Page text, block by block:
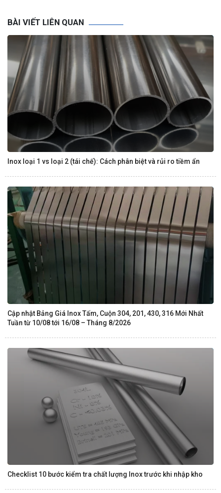
BÀI VIẾT LIÊN QUAN
Inox loại 1 vs loại 2 (tái chế): Cách phân biệt và rủi ro tiềm ẩn
Cập nhật Bảng Giá Inox Tấm, Cuộn 304, 201, 430, 316 Mới Nhất
Tuần từ 10/08 tới 16/08 – Tháng 8/2026
Checklist 10 bước kiểm tra chất lượng Inox trước khi nhập kho